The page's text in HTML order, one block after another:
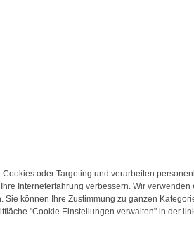
oder Targeting und verarbeiten
Interneterfahrung verbessern. Wir
können Ihre Zustimmung zu ganzen
"Cookie Einstellungen verwalten" in der